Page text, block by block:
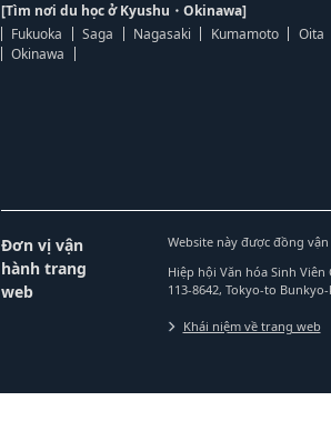
[Tìm nơi du học ở Kyushu・Okinawa]
Fukuoka
Saga Nagasaki Kumamoto Oita
Okinawa
Đơn vị vận
hành trang
web
Website này được đồng
Hiệp hội Văn hóa Sinh
113-8642, Tokyo-to
Khái niệm về trang web